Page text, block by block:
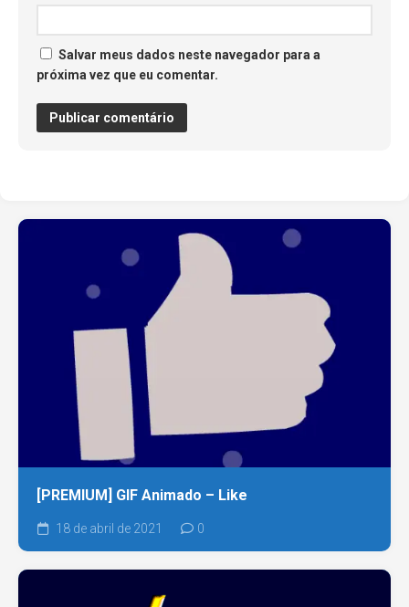
Salvar meus dados neste navegador para a
próxima vez que eu comentar.
[PREMIUM] GIF Animado – Like
18 de abril de 2021 0